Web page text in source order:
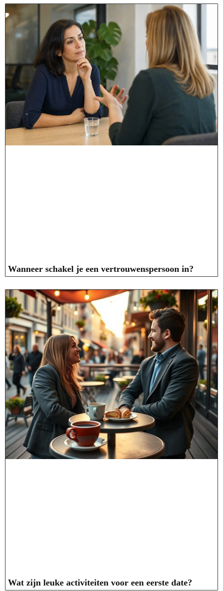
Wanneer schakel je een vertrouwenspersoon in?
Wat zijn leuke activiteiten voor een eerste date?